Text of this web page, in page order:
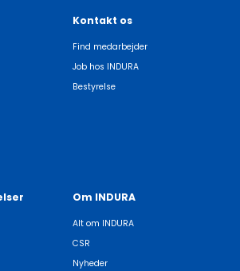
Kontakt os
Find medarbejder
Job hos INDURA
Bestyrelse
Om INDURA
Alt om INDURA
CSR
Nyheder